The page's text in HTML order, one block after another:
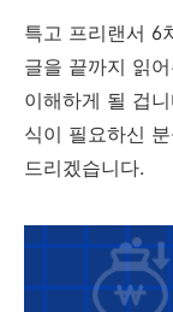
특고 프리랜서 6
글을 끝까지 읽
이해하게 될 겁
식이 필요하신
드리겠습니다.